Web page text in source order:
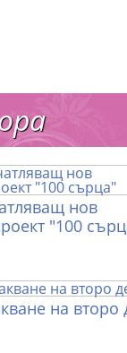
нов
"100
на второ